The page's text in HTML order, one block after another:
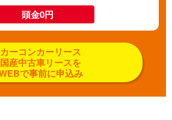
頭金0円
カーコンカーリース
国産中古車リースを
で事前に申込み